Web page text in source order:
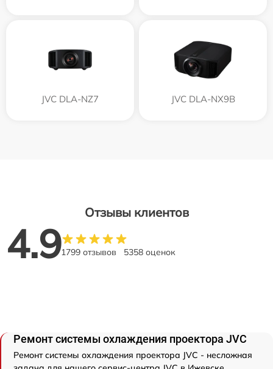
JVC DLA-NZ7 JVC DLA-NX9B
Отзывы клиентов
4.91799 отзывов 5358 оценок
Ремонт системы охлаждения проектора JVC
Ремонт системы охлаждения проектора JVC - несложная